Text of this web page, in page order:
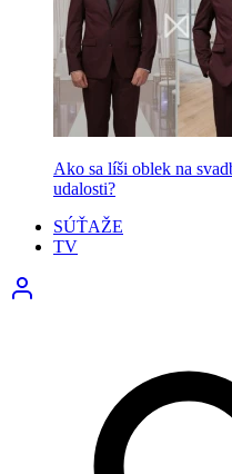
Ako sa líši oblek na
udalosti?
SÚŤAŽE
TV